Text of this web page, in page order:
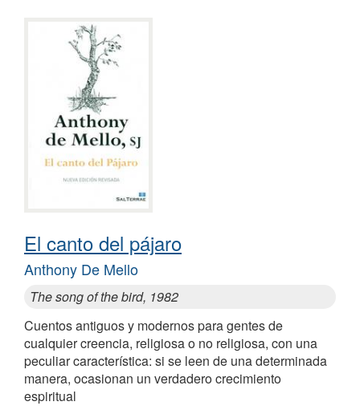
El canto del pájaro
Anthony De Mello
The song of the bird, 1982
Cuentos antiguos y modernos para gentes de
cualquier creencia, religiosa o no religiosa, con una
peculiar característica: si se leen de una determinada
manera, ocasionan un verdadero crecimiento
espiritual